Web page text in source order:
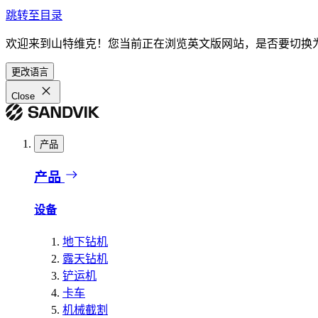
跳转至目录
欢迎来到山特维克！您当前正在浏览英文版网站，是否要切换
更改语言
Close
产品
产品
设备
地下钻机
露天钻机
铲运机
卡车
机械截割